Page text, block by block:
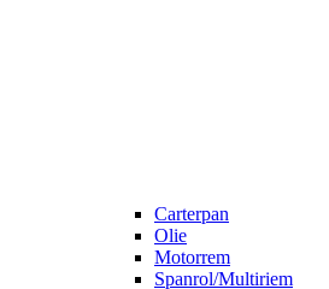
Carterpan
Olie
Motorrem
Spanrol/Multiriem